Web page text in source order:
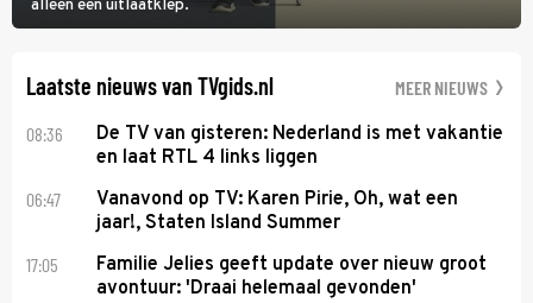
alleen een uitlaatklep.
Laatste nieuws van TVgids.nl MEER NIEUWS
08:36
De TV van gisteren: Nederland is met vakantie
en laat RTL 4 links liggen
06:47
Vanavond op TV: Karen Pirie, Oh, wat een
jaar!, Staten Island Summer
17:05
Familie Jelies geeft update over nieuw groot
avontuur: 'Draai helemaal gevonden'